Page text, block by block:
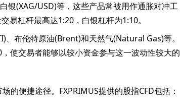
银(XAG/USD)等，这些产品常被用作通胀对冲工
易杠杆最高达1:20，白银杠杆为1:10。
、布伦特原油(Brent)和天然气(Natural Gas)等。
使交易者能够以较小资金参与这一波动性较大的
的便捷途径。FXPRIMUS提供的股指CFD包括：